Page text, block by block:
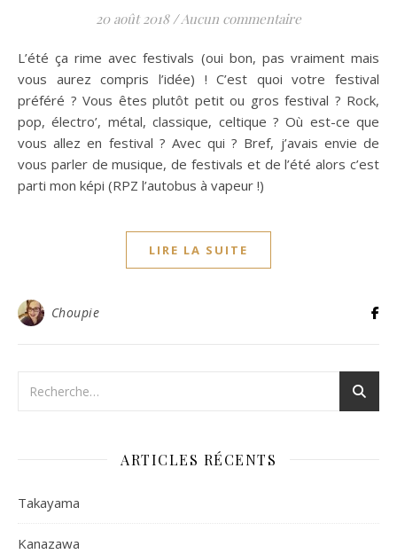
20 août 2018 / Aucun commentaire
L’été ça rime avec festivals (oui bon, pas vraiment mais
vous aurez compris l’idée) ! C’est quoi votre festival
préféré ? Vous êtes plutôt petit ou gros festival ? Rock,
pop, électro’, métal, classique, celtique ? Où est-ce que
vous allez en festival ? Avec qui ? Bref, j’avais envie de
vous parler de musique, de festivals et de l’été alors c’est
parti mon képi (RPZ l’autobus à vapeur !)
LIRE LA SUITE
Choupie
ARTICLES RÉCENTS
Takayama
Kanazawa